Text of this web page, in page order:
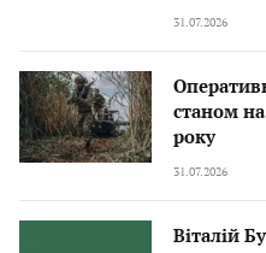
31.07.2026
станом
року
31.07.2026
Віталій